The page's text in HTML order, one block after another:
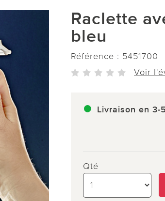
Raclette
bleu
Référence : 5451700
Voir
Livraison en 3-
Qté